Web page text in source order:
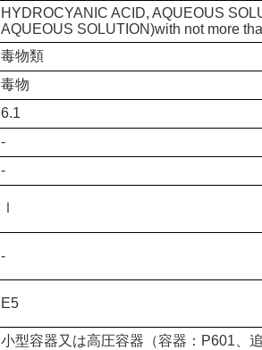
HYDROCYANIC ACID, AQUEOUS
AQUEOUS SOLUTION)with not more
毒物類
毒物
6.1
-
-
Ⅰ
-
E5
小型容器又は高圧容器（容器：P601、